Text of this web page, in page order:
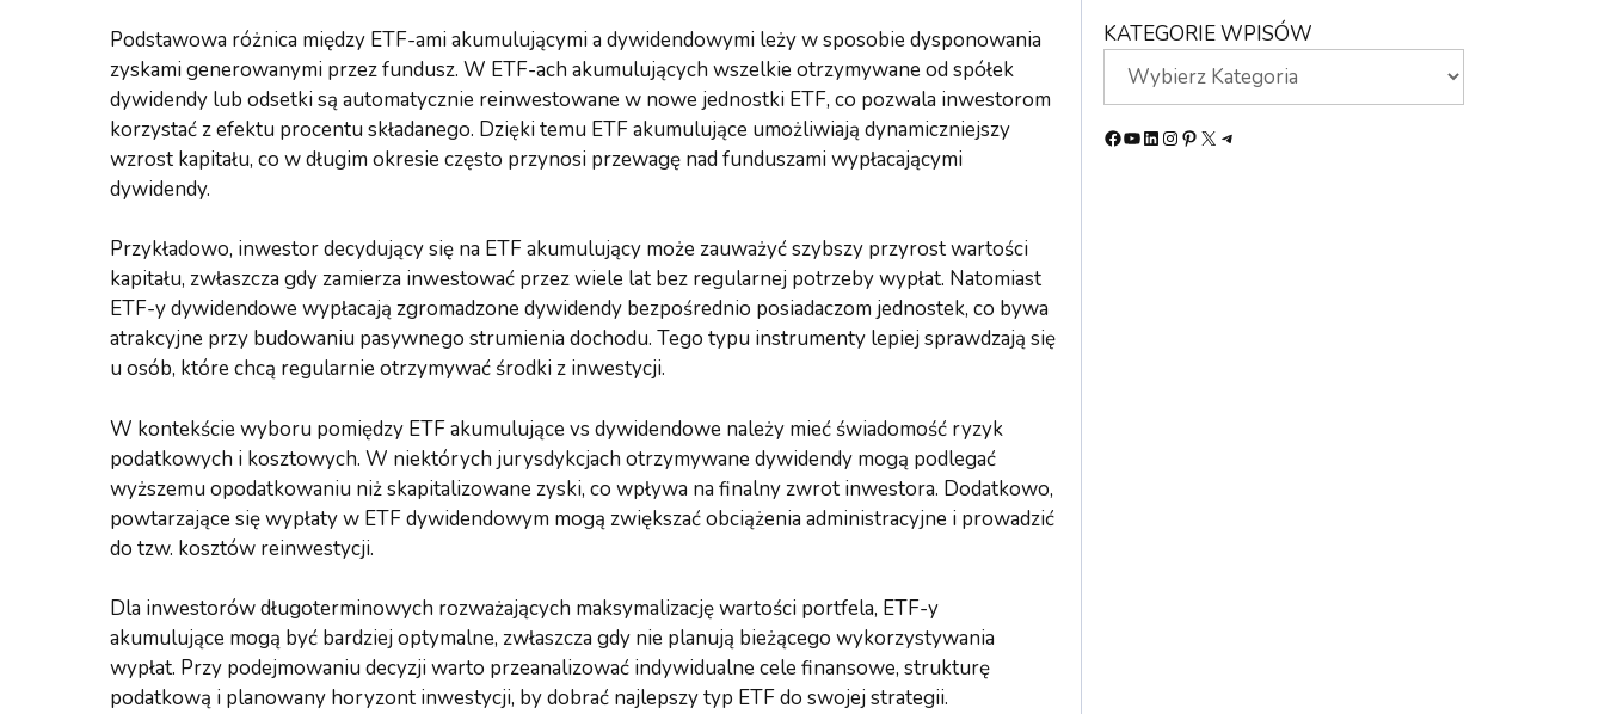
Podstawowa różnica między ETF-ami akumulującymi a dywidendowymi leży w sposobie dysponowania
zyskami generowanymi przez fundusz. W ETF-ach akumulujących wszelkie otrzymywane od spółek
dywidendy lub odsetki są automatycznie reinwestowane w nowe jednostki ETF, co pozwala inwestorom
korzystać z efektu procentu składanego. Dzięki temu ETF akumulujące umożliwiają dynamiczniejszy
wzrost kapitału, co w długim okresie często przynosi przewagę nad funduszami wypłacającymi
dywidendy.
Przykładowo, inwestor decydujący się na ETF akumulujący może zauważyć szybszy przyrost wartości
kapitału, zwłaszcza gdy zamierza inwestować przez wiele lat bez regularnej potrzeby wypłat. Natomiast
ETF-y dywidendowe wypłacają zgromadzone dywidendy bezpośrednio posiadaczom jednostek, co bywa
atrakcyjne przy budowaniu pasywnego strumienia dochodu. Tego typu instrumenty lepiej sprawdzają się
u osób, które chcą regularnie otrzymywać środki z inwestycji.
W kontekście wyboru pomiędzy ETF akumulujące vs dywidendowe należy mieć świadomość ryzyk
podatkowych i kosztowych. W niektórych jurysdykcjach otrzymywane dywidendy mogą podlegać
wyższemu opodatkowaniu niż skapitalizowane zyski, co wpływa na finalny zwrot inwestora. Dodatkowo,
powtarzające się wypłaty w ETF dywidendowym mogą zwiększać obciążenia administracyjne i prowadzić
do tzw. kosztów reinwestycji.
Dla inwestorów długoterminowych rozważających maksymalizację wartości portfela, ETF-y
akumulujące mogą być bardziej optymalne, zwłaszcza gdy nie planują bieżącego wykorzystywania
wypłat. Przy podejmowaniu decyzji warto przeanalizować indywidualne cele finansowe, strukturę
podatkową i planowany horyzont inwestycji, by dobrać najlepszy typ ETF do swojej strategii.
KATEGORIE WPISÓW
Facebook
YouTube
LinkedIn
Instagram
Pinterest
X Telegram